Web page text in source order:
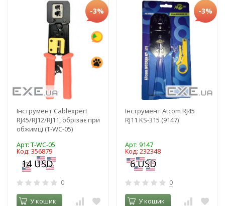
-3%
Інструмент Cablexpert
RJ45/RJ12/RJ11, обрізає при
обжимці (T-WC-05)
Арт: T-WC-05
Код: 356879
0
У кошик
-3%
Інструмент Atcom RJ45
RJ11 KS-315 (9147)
Арт: 9147
Код: 232348
0
У кошик